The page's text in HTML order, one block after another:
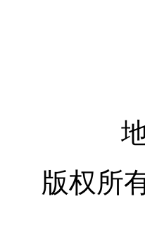
版权所